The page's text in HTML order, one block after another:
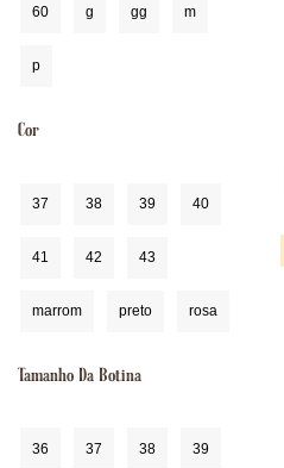
60 g gg m
p
Cor
37 38 39 40
41 42 43
marrom preto rosa
Tamanho Da Botina
36 37 38 39